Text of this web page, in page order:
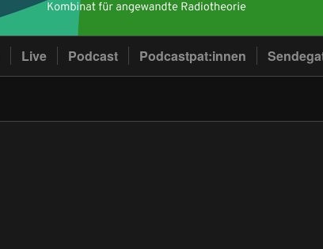
Live Podcast Podcastpat:innen